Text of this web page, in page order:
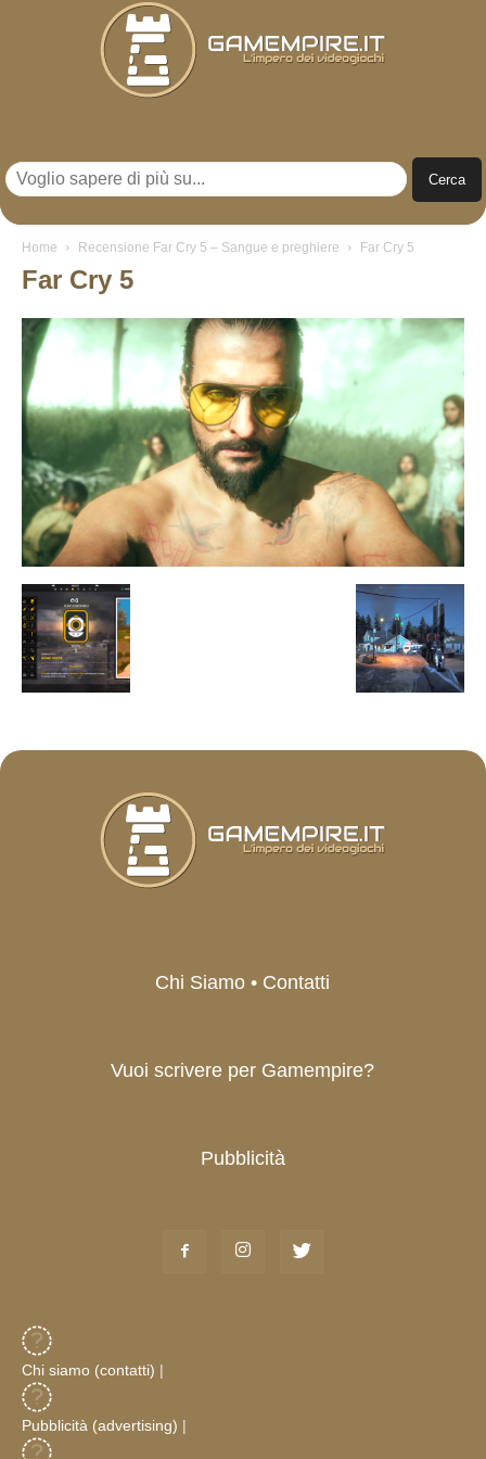
Home Recensione Far Cry 5 – Sangue e preghiere Far Cry 5
Far Cry 5
Chi Siamo • Contatti
Vuoi scrivere per Gamempire?
Pubblicità
Chi siamo (contatti) |
Pubblicità (advertising) |